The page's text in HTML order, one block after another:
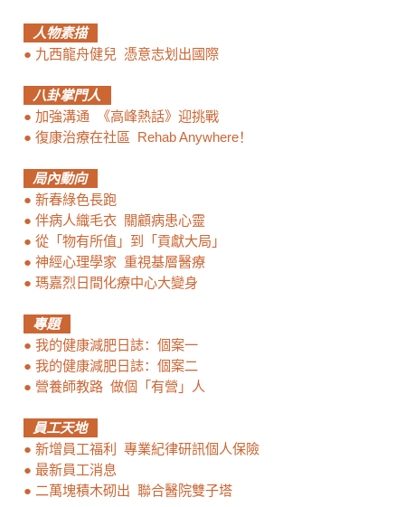
人物素描
● 九西龍舟健兒 憑意志划出國際
八卦掌門人
● 加強溝通 《高峰熱話》迎挑戰
● 復康治療在社區 Rehab Anywhere！
局內動向
● 新春綠色長跑
● 伴病人織毛衣 關顧病患心靈
● 從「物有所值」到「貢獻大局」
● 神經心理學家 重視基層醫療
● 瑪嘉烈日間化療中心大變身
專題
● 我的健康減肥日誌：個案一
● 我的健康減肥日誌：個案二
● 營養師教路 做個「有營」人
員工天地
● 新增員工福利 專業紀律研訊個人保險
● 最新員工消息
● 二萬塊積木砌出 聯合醫院雙子塔